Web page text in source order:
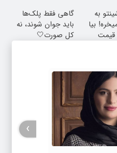
به
بیا
قیمت
گاهی فقط پلک‌ها
باید جوان شوند، نه
کل صورت🤍
›